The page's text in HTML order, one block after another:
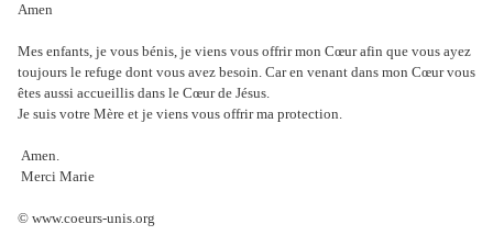
Amen
Mes enfants, je vous bénis, je viens vous offrir mon Cœur afin que vous ayez
toujours le refuge dont vous avez besoin. Car en venant dans mon Cœur vous
êtes aussi accueillis dans le Cœur de Jésus.
Je suis votre Mère et je viens vous offrir ma protection.
Amen.
Merci Marie
© www.coeurs-unis.org